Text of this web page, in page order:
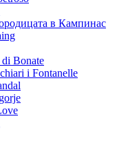
в Кампинас
Bonate
i Fontanelle